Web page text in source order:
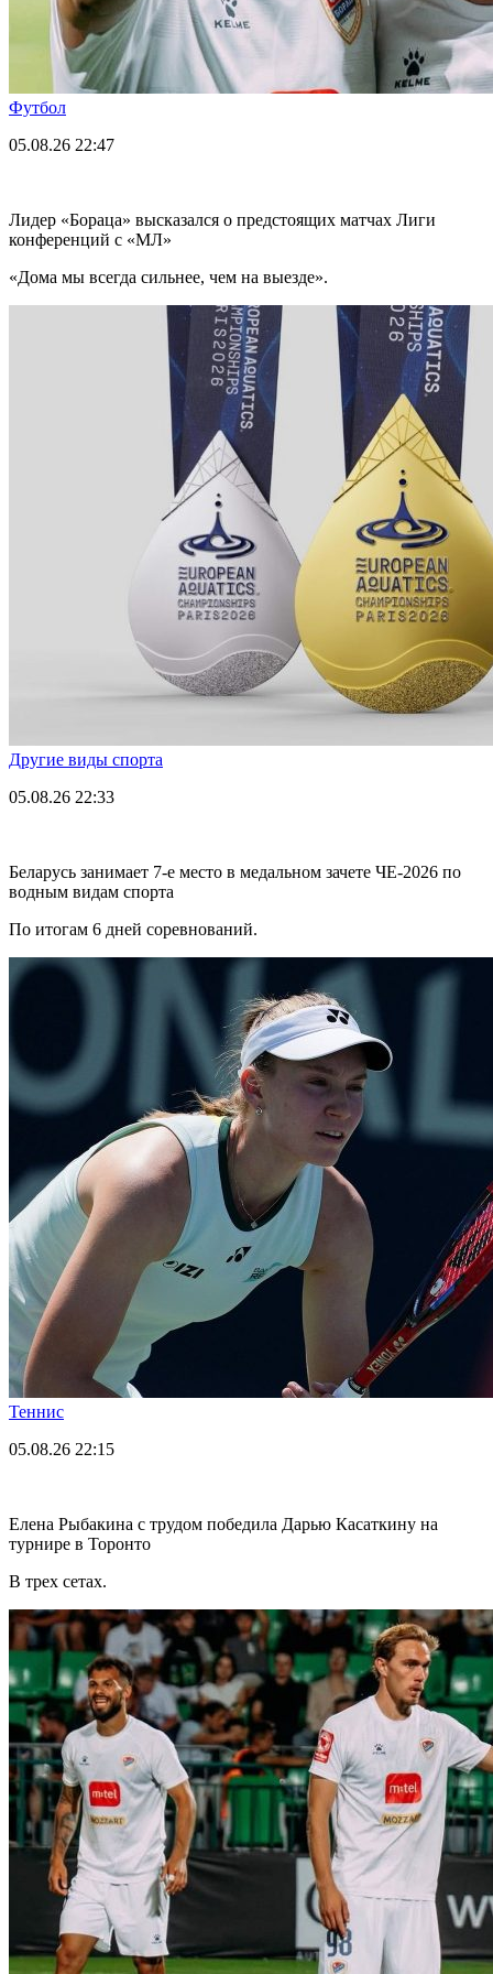
Футбол
05.08.26 22:47
Лидер «Бораца» высказался о предстоящих матчах Лиги
конференций с «МЛ»
«Дома мы всегда сильнее, чем на выезде».
Другие виды спорта
05.08.26 22:33
Беларусь занимает 7-е место в медальном зачете ЧЕ-2026 по
водным видам спорта
По итогам 6 дней соревнований.
Теннис
05.08.26 22:15
Елена Рыбакина с трудом победила Дарью Касаткину на
турнире в Торонто
В трех сетах.